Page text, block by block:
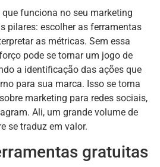
que funciona no seu marketing
pilares: escolher as ferramentas
as métricas. Sem essa
pode se tornar um jogo de
a identificação das ações que
para sua marca. Isso se torna
marketing para redes sociais,
Ali, um grande volume de
se traduz em valor.
gratuitas